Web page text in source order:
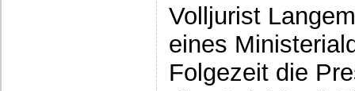
Volljurist
eines
Folgezeit die